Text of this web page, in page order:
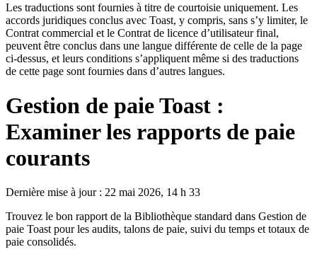
Les traductions sont fournies à titre de courtoisie uniquement. Les
accords juridiques conclus avec Toast, y compris, sans s’y limiter, le
Contrat commercial et le Contrat de licence d’utilisateur final,
peuvent être conclus dans une langue différente de celle de la page
ci-dessus, et leurs conditions s’appliquent même si des traductions
de cette page sont fournies dans d’autres langues.
Gestion de paie Toast :
Examiner les rapports de paie
courants
Dernière mise à jour : 22 mai 2026, 14 h 33
Trouvez le bon rapport de la Bibliothèque standard dans Gestion de
paie Toast pour les audits, talons de paie, suivi du temps et totaux de
paie consolidés.